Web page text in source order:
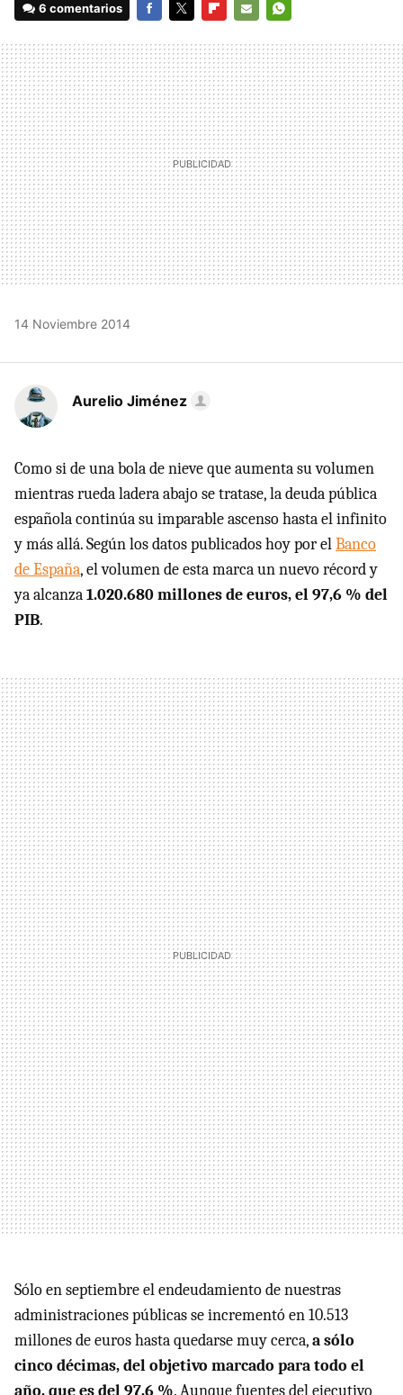
6 comentarios
MAIL
14 Noviembre 2014
Aurelio Jiménez
Como si de una bola de nieve que aumenta su volumen
mientras rueda ladera abajo se tratase, la deuda pública
española continúa su imparable ascenso hasta el infinito
y más allá. Según los datos publicados hoy por elBanco
de España, el volumen de esta marca un nuevo récord y
ya alcanza1.020.680 millones de euros, el 97,6 % del
PIB.
Sólo en septiembre el endeudamiento de nuestras
administraciones públicas se incrementó en 10.513
millones de euros hasta quedarse muy cerca,a sólo
cinco décimas, del objetivo marcado para todo el